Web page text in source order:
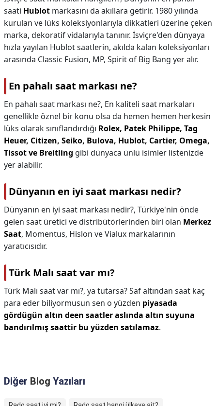
saati Hublot markasını da akıllara getirir. 1980 yılında
kurulan ve lüks koleksiyonlarıyla dikkatleri üzerine çeken
marka, dekoratif vidalarıyla tanınır. İsviçre'den dünyaya
hızla yayılan Hublot saatlerin, akılda kalan koleksiyonları
arasında Classic Fusion, MP, Spirit of Big Bang yer alır.
En pahalı saat markası ne?
En pahalı saat markası ne?, En kaliteli saat markaları
genellikle öznel bir konu olsa da hemen hemen herkesin
lüks olarak sınıflandırdığı Rolex, Patek Philippe, Tag
Heuer, Citizen, Seiko, Bulova, Hublot, Cartier, Omega,
Tissot ve Breitling gibi dünyaca ünlü isimler listenizde
yer alabilir.
Dünyanın en iyi saat markası nedir?
Dünyanın en iyi saat markası nedir?, Türkiye'nin önde
gelen saat üretici ve distribütörlerinden biri olan Merkez
Saat, Momentus, Hislon ve Vialux markalarının
yaratıcısıdır.
Türk Malı saat var mı?
Türk Malı saat var mı?, ya tutarsa? Saf altından saat kaç
para eder biliyormusun sen o yüzden piyasada
gördügün altın deen saatler aslında altın suyuna
bandırılmış saattir bu yüzden satılamaz.
Diğer Blog Yazıları